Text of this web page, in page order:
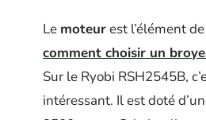
Le moteurest l’élément
comment choisir un
Sur le Ryobi RSH2545B,
intéressant. Il est doté